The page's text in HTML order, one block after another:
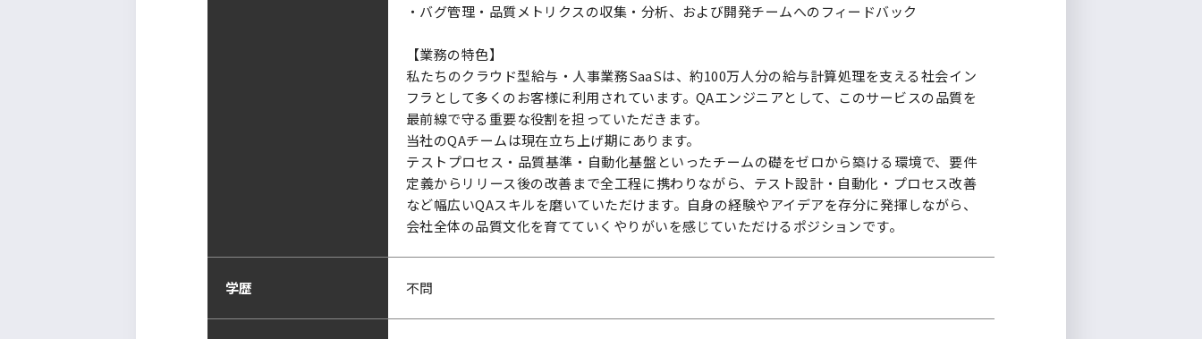
・バグ管理・品質メトリクスの収集・分析、および開発チームへのフィードバック
【業務の特色】
私たちのクラウド型給与・人事業務SaaSは、約100万人分の給与計算処理を支える社会イン
フラとして多くのお客様に利用されています。QAエンジニアとして、このサービスの品質を
最前線で守る重要な役割を担っていただきます。
当社のQAチームは現在立ち上げ期にあります。
テストプロセス・品質基準・自動化基盤といったチームの礎をゼロから築ける環境で、要件
定義からリリース後の改善まで全工程に携わりながら、テスト設計・自動化・プロセス改善
など幅広いQAスキルを磨いていただけます。自身の経験やアイデアを存分に発揮しながら、
会社全体の品質文化を育てていくやりがいを感じていただけるポジションです。
学歴 不問